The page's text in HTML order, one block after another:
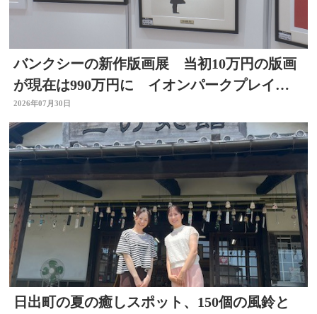
バンクシーの新作版画展 当初10万円の版画
が現在は990万円に イオンパークプレイス
大分店で開催中
2026年07月30日
日出町の夏の癒しスポット、150個の風鈴と